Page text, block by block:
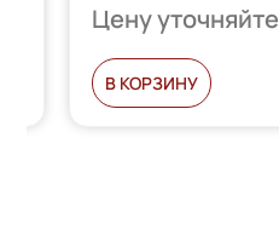
Цену уточняйте
В КОРЗИНУ